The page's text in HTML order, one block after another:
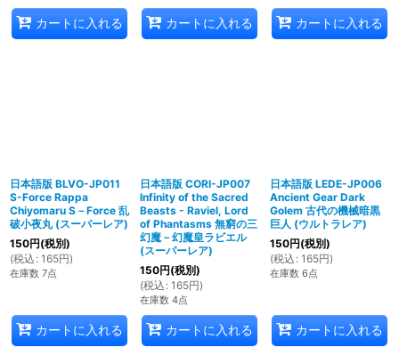
カートに入れる カートに入れる カートに入れる
日本語版 BLVO-JP011
S-Force Rappa
Chiyomaru S－Force 乱
破小夜丸 (スーパーレア)
150円(税別)
(税込 : 165円)
在庫数 7点
カートに入れる
日本語版 CORI-JP007
Infinity of the Sacred
Beasts - Raviel, Lord
of Phantasms 無窮の三
幻魔－幻魔皇ラビエル
(スーパーレア)
150円(税別)
(税込 : 165円)
在庫数 4点
カートに入れる
日本語版 LEDE-JP006
Ancient Gear Dark
Golem 古代の機械暗黒
巨人 (ウルトラレア)
150円(税別)
(税込 : 165円)
在庫数 6点
カートに入れる